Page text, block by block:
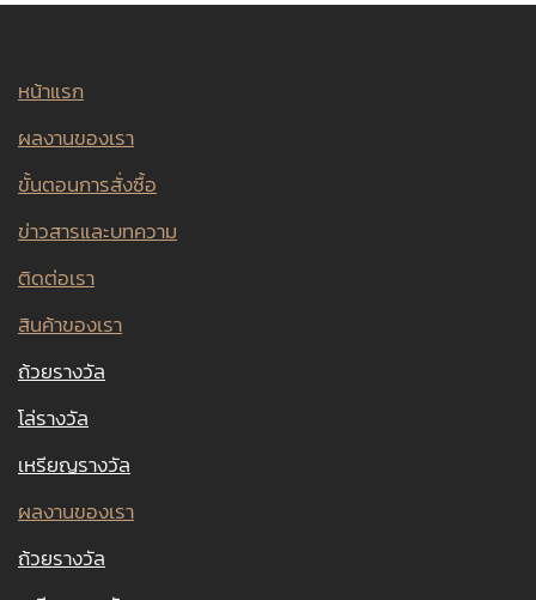
หน้าแรก
ผลงานของเรา
ขั้นตอนการสั่งซื้อ
ข่าวสารและบทความ
ติดต่อเรา
สินค้าของเรา
ถ้วยรางวัล
โล่รางวัล
เหรียญรางวัล
ผลงานของเรา
ถ้วยรางวัล